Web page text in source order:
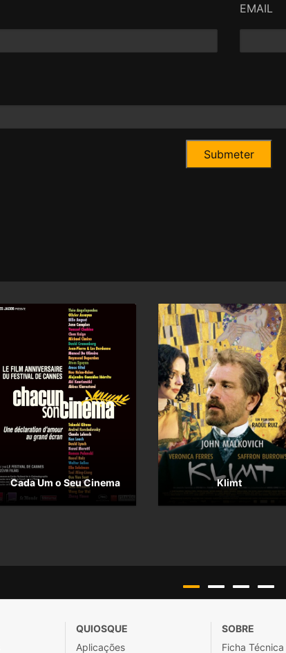
EMAIL
Cada Um o Seu Cinema Klimt
QUIOSQUE
Aplicações
SOBRE
Ficha Técnica